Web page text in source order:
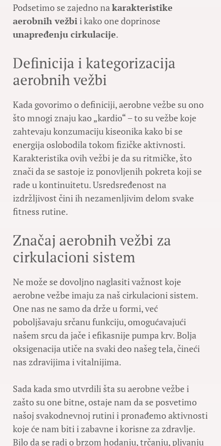
Podsetimo se zajedno nakarakteristike
aerobnih vežbii kako one doprinose
unapređenju cirkulacije.
Definicija i kategorizacija
aerobnih vežbi
Kada govorimo o definiciji, aerobne vežbe su ono
što mnogi znaju kao „kardio“ – to su vežbe koje
zahtevaju konzumaciju kiseonika kako bi se
energija oslobodila tokom fizičke aktivnosti.
Karakteristika ovih vežbi je da su ritmičke, što
znači da se sastoje iz ponovljenih pokreta koji se
rade u kontinuitetu. Usredsređenost na
izdržljivost čini ih nezamenljivim delom svake
fitness rutine.
Značaj aerobnih vežbi za
cirkulacioni sistem
Ne može se dovoljno naglasiti važnost koje
aerobne vežbe imaju za naš cirkulacioni sistem.
One nas ne samo da drže u formi, već
poboljšavaju srčanu funkciju, omogućavajući
našem srcu da jače i efikasnije pumpa krv. Bolja
oksigenacija utiče na svaki deo našeg tela, čineći
nas zdravijima i vitalnijima.
Sada kada smo utvrdili šta su aerobne vežbe i
zašto su one bitne, ostaje nam da se posvetimo
našoj svakodnevnoj rutini i pronađemo aktivnosti
koje će nam biti i zabavne i korisne za zdravlje.
Bilo da se radi o brzom hodanju, trčanju, plivanju